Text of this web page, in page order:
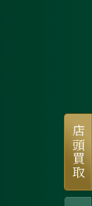
店頭買取